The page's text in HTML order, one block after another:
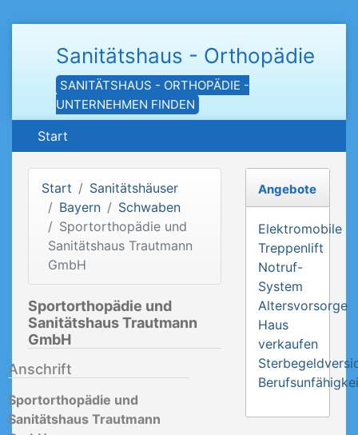
Sanitätshaus - Orthopädie
SANITÄTSHAUS - ORTHOPÄDIE -
UNTERNEHMEN FINDEN
Start
Start
Sanitätshäuser
Bayern
Schwaben
Sportorthopädie und
Sanitätshaus Trautmann
GmbH
Sportorthopädie und
Sanitätshaus Trautmann
GmbH
Anschrift
Sportorthopädie und
Sanitätshaus Trautmann
Angebote
Elektromobile
Treppenlift
Notruf-
System
Altersvorsorge
Haus
verkaufen